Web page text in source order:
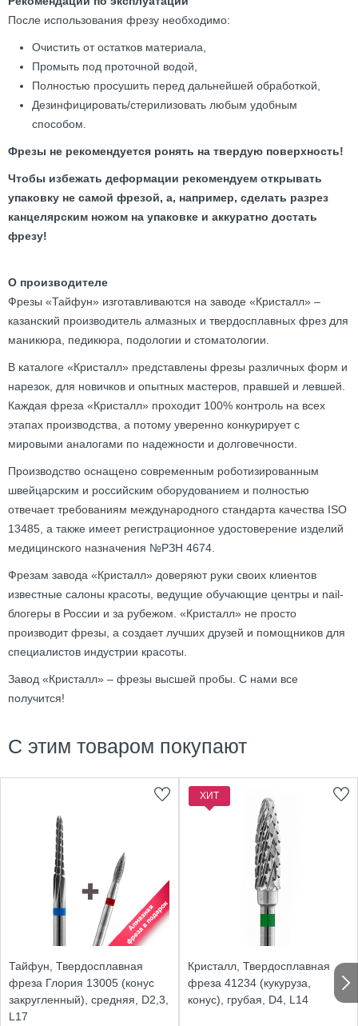
После использования фрезу необходимо:
Очистить от остатков материала,
Промыть под проточной водой,
Полностью просушить перед дальнейшей обработкой,
Дезинфицировать/стерилизовать любым удобным
способом.
Фрезы не рекомендуется ронять на твердую поверхность!
Чтобы избежать деформации рекомендуем открывать
упаковку не самой фрезой, а, например, сделать разрез
канцелярским ножом на упаковке и аккуратно достать
фрезу!
О производителе
Фрезы «Тайфун» изготавливаются на заводе «Кристалл» –
казанский производитель алмазных и твердосплавных фрез для
маникюра, педикюра, подологии и стоматологии.
В каталоге «Кристалл» представлены фрезы различных форм и
нарезок, для новичков и опытных мастеров, правшей и левшей.
Каждая фреза «Кристалл» проходит 100% контроль на всех
этапах производства, а потому уверенно конкурирует с
мировыми аналогами по надежности и долговечности.
Производство оснащено современным роботизированным
швейцарским и российским оборудованием и полностью
отвечает требованиям международного стандарта качества ISO
13485, а также имеет регистрационное удостоверение изделий
медицинского назначения №РЗН 4674.
Фрезам завода «Кристалл» доверяют руки своих клиентов
известные салоны красоты, ведущие обучающие центры и nail-
блогеры в России и за рубежом. «Кристалл» не просто
производит фрезы, а создает лучших друзей и помощников для
специалистов индустрии красоты.
Завод «Кристалл» – фрезы высшей пробы. С нами все
получится!
С этим товаром покупают
Тайфун, Твердосплавная
фреза Глория 13005 (конус
закругленный), средняя, D2,3,
L17
ХИТ
Кристалл, Твердосплавная
фреза 41234 (кукуруза,
конус), грубая, D4, L14